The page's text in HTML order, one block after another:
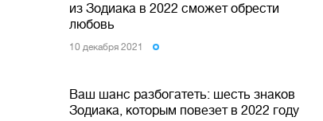
из Зодиака в 2022 сможет обрести
любовь
10 декабря 2021
Ваш шанс разбогатеть: шесть знаков
Зодиака, которым повезет в 2022 году